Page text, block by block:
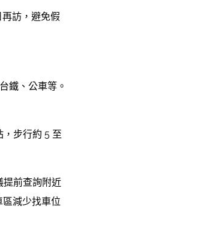
訪，避免假
鐵、公車等。
步行約 5 至
提前查詢附近
減少找車位